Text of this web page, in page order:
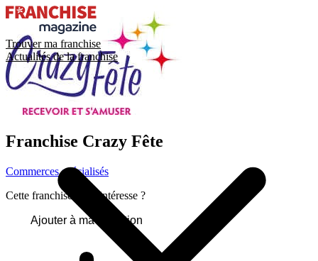
Trouver ma franchise
Actualités de la franchise
Franchise Crazy Fête
Commerces spécialisés
Cette franchise vous intéresse ?
Ajouter à ma sélection